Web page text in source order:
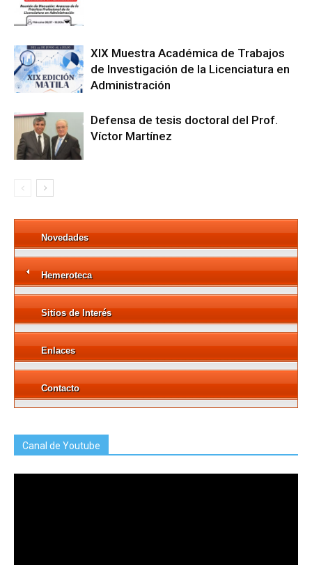
XIX Muestra Académica de Trabajos
de Investigación de la Licenciatura en
Administración
Defensa de tesis doctoral del Prof.
Víctor Martínez
Novedades
Hemeroteca
Sitios de Interés
Enlaces
Contacto
Canal de Youtube